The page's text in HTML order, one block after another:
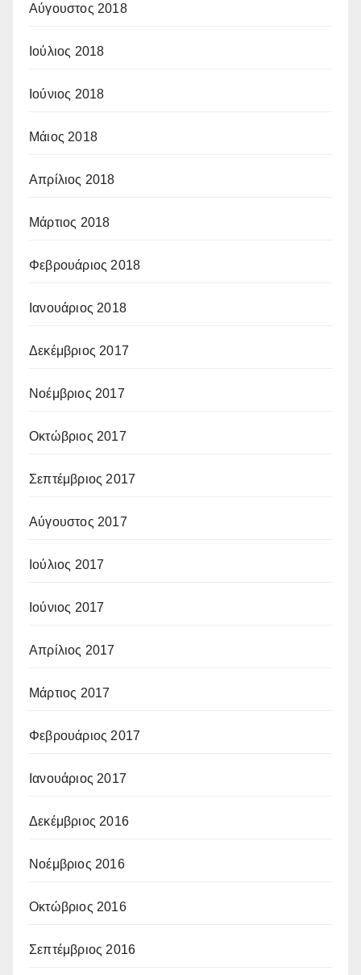
Αύγουστος 2018
Ιούλιος 2018
Ιούνιος 2018
Μάιος 2018
Απρίλιος 2018
Μάρτιος 2018
Φεβρουάριος 2018
Ιανουάριος 2018
Δεκέμβριος 2017
Νοέμβριος 2017
Οκτώβριος 2017
Σεπτέμβριος 2017
Αύγουστος 2017
Ιούλιος 2017
Ιούνιος 2017
Απρίλιος 2017
Μάρτιος 2017
Φεβρουάριος 2017
Ιανουάριος 2017
Δεκέμβριος 2016
Νοέμβριος 2016
Οκτώβριος 2016
Σεπτέμβριος 2016